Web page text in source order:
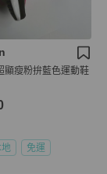
顯瘦粉拚藍色運動鞋
免運